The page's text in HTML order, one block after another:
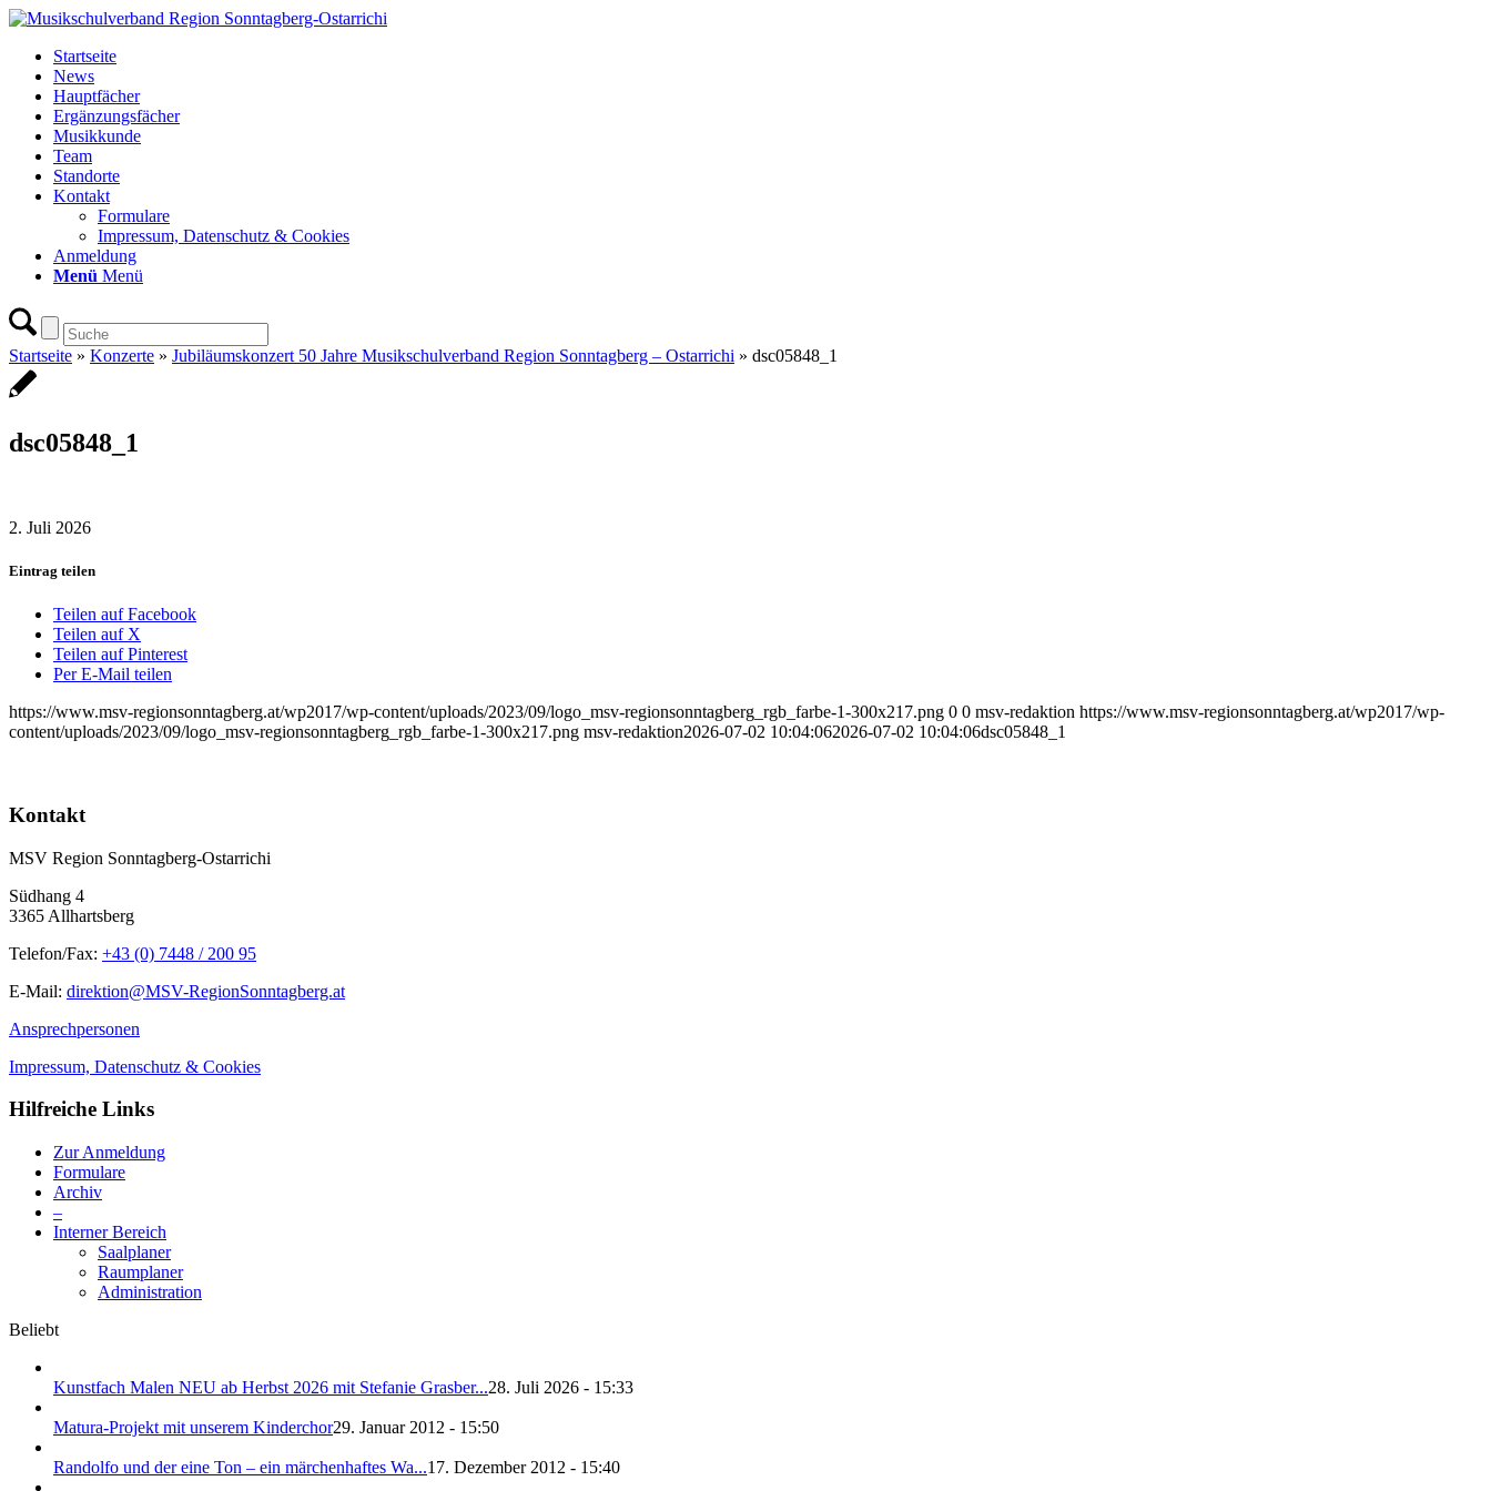
Startseite
News
Hauptfächer
Ergänzungsfächer
Musikkunde
Team
Standorte
Kontakt
Formulare
Impressum, Datenschutz & Cookies
Anmeldung
Menü Menü
Startseite » Konzerte » Jubiläumskonzert 50 Jahre Musikschulverband Region Sonntagberg – Ostarrichi » dsc05848_1
dsc05848_1
2. Juli 2026
Eintrag teilen
Teilen auf Facebook
Teilen auf X
Teilen auf Pinterest
Per E-Mail teilen
https://www.msv-regionsonntagberg.at/wp2017/wp-content/uploads/2023/09/logo_msv-regionsonntagberg_rgb_farbe-1-300x217.png 0 0 msv-redaktion https://www.msv-regionsonntagberg.at/wp2017/wp-
content/uploads/2023/09/logo_msv-regionsonntagberg_rgb_farbe-1-300x217.png msv-redaktion2026-07-02 10:04:062026-07-02 10:04:06dsc05848_1
Kontakt
MSV Region Sonntagberg-Ostarrichi
Südhang 4
3365 Allhartsberg
Telefon/Fax: +43 (0) 7448 / 200 95
E-Mail: direktion@MSV-RegionSonntagberg.at
Ansprechpersonen
Impressum, Datenschutz & Cookies
Hilfreiche Links
Zur Anmeldung
Formulare
Archiv
–
Interner Bereich
Saalplaner
Raumplaner
Administration
Beliebt
Kunstfach Malen NEU ab Herbst 2026 mit Stefanie Grasber...28. Juli 2026 - 15:33
Matura-Projekt mit unserem Kinderchor29. Januar 2012 - 15:50
Randolfo und der eine Ton – ein märchenhaftes Wa...17. Dezember 2012 - 15:40